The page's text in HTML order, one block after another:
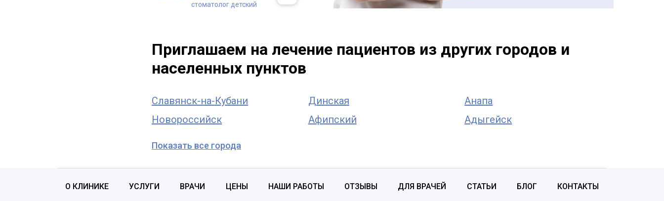
стоматолог детский
стоматолог-терапевт
Приглашаем на лечение пациентов из других городов и
населенных пунктов
Славянск-на-Кубани Динская
Анапа
Новороссийск
Афипский Адыгейск
Показать все города
О КЛИНИКЕ УСЛУГИ ВРАЧИ ЦЕНЫ НАШИ РАБОТЫ ОТЗЫВЫ ДЛЯ ВРАЧЕЙ СТАТЬИ БЛОГ КОНТАКТЫ